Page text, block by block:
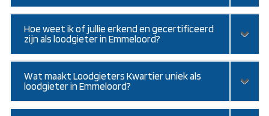
Hoe weet ik of jullie erkend en gecertificeerd
zijn als loodgieter in Emmeloord?
Wat maakt Loodgieters Kwartier uniek als
loodgieter in Emmeloord?